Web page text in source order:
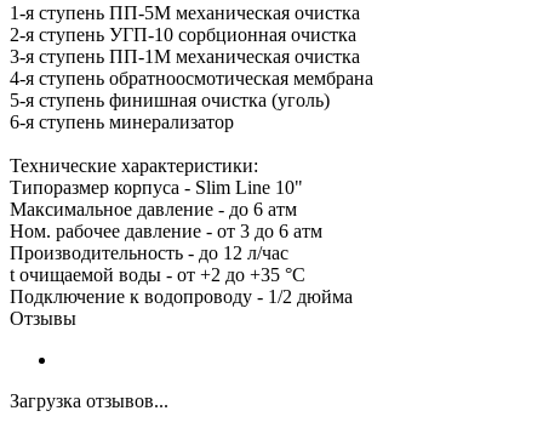
1-я ступень ПП-5M механическая очистка
2-я ступень УГП-10 сорбционная очистка
3-я ступень ПП-1M механическая очистка
4-я ступень обратноосмотическая мембрана
5-я ступень финишная очистка (уголь)
6-я ступень минерализатор
Технические характеристики:
Типоразмер корпуса - Slim Line 10"
Максимальное давление - до 6 атм
Ном. рабочее давление - от 3 до 6 атм
Производительность - до 12 л/час
t очищаемой воды - от +2 до +35 °C
Подключение к водопроводу - 1/2 дюйма
Отзывы
Загрузка отзывов...